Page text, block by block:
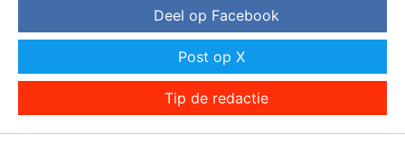
Deel op Facebook
Post op X
Tip de redactie